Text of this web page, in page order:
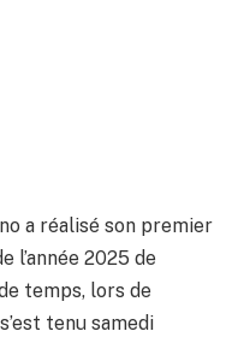
a réalisé son premier
l’année 2025 de
temps, lors de
tenu samedi